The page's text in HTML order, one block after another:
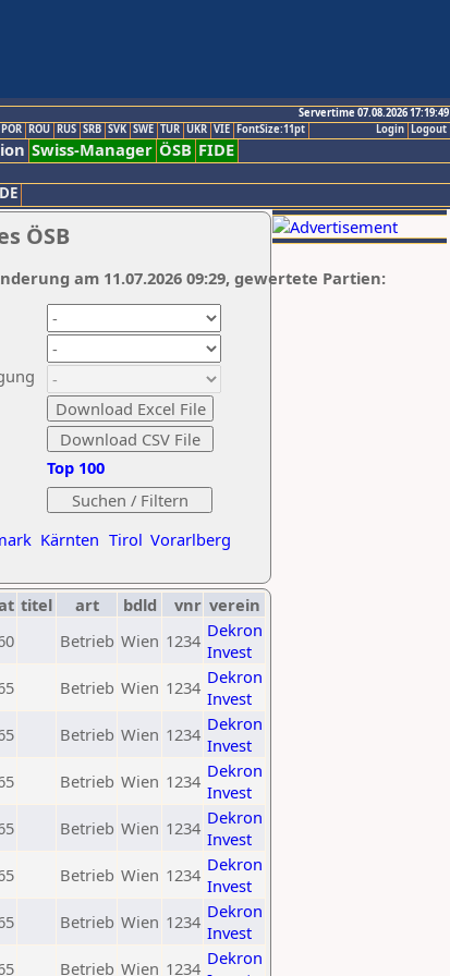
Servertime 07.08.2026 17:19:49
Logout
Login
POR ROU RUS SRB SVK SWE TUR UKR VIE FontSize:11pt
Swiss-Manager ÖSB FIDE
ÖSB
Kärnten Tirol Vorarlberg
Top 100
am 11.07.2026 09:29, gewertete Partien:
titel art bdld vnr verein
Betrieb Wien 1234 Dekron
Invest
Betrieb Wien 1234 Dekron
Invest
Betrieb Wien 1234 Dekron
Invest
Betrieb Wien 1234 Dekron
Invest
Betrieb Wien 1234 Dekron
Invest
Betrieb Wien 1234 Dekron
Invest
Betrieb Wien 1234 Dekron
Invest
Betrieb Wien 1234 Dekron